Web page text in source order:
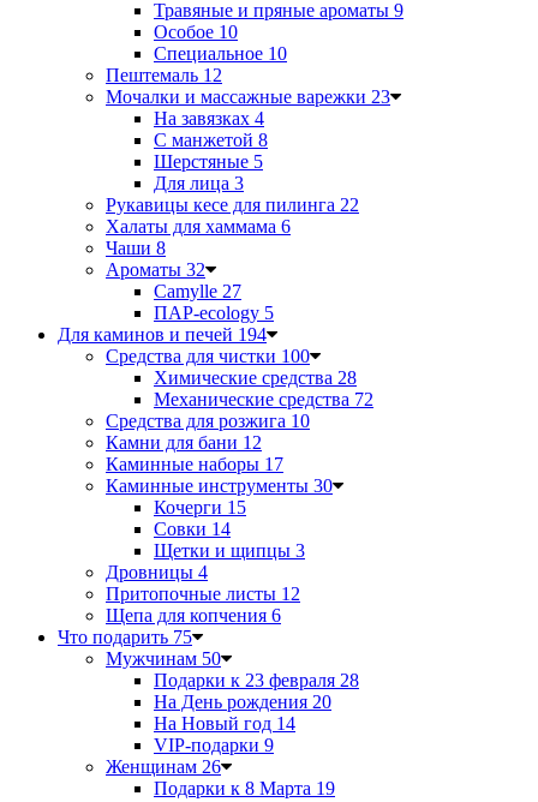
Травяные и пряные ароматы 9
Особое 10
Специальное 10
Пештемаль 12
Мочалки и массажные варежки 23
На завязках 4
С манжетой 8
Шерстяные 5
Для лица 3
Рукавицы кесе для пилинга 22
Халаты для хаммама 6
Чаши 8
Ароматы 32
Camylle 27
ПАР-ecology 5
Для каминов и печей 194
Средства для чистки 100
Химические средства 28
Механические средства 72
Средства для розжига 10
Камни для бани 12
Каминные наборы 17
Каминные инструменты 30
Кочерги 15
Совки 14
Щетки и щипцы 3
Дровницы 4
Притопочные листы 12
Щепа для копчения 6
Что подарить 75
Мужчинам 50
Подарки к 23 февраля 28
На День рождения 20
На Новый год 14
VIP-подарки 9
Женщинам 26
Подарки к 8 Марта 19